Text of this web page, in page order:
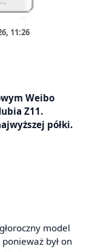
11:26
Weibo
Z11.
półki.
model
był on